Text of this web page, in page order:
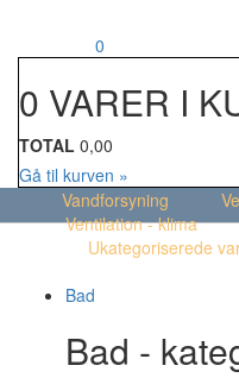
0
0 VARER I
TOTAL 0,00
Gå til kurven »
Vandforsyning
Ventilation - klima
Ukategoriserede
Bad
Bad -